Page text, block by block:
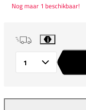
Nog maar 1 beschikbaar!
i